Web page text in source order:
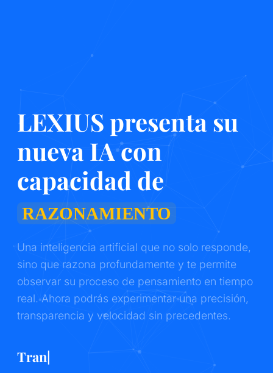
LEXIUS presenta su
nueva IA con
capacidad de
RAZONAMIENTO
Una inteligencia artificial que no solo responde,
sino que razona profundamente y te permite
observar su proceso de pensamiento en tiempo
real. Ahora podrás experimentar una precisión,
transparencia y velocidad sin precedentes.
Transparencia Total|